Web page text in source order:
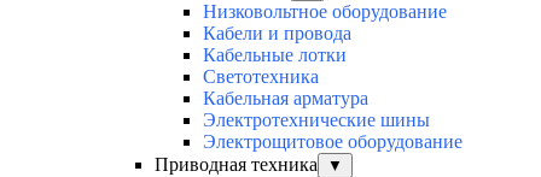
Низковольтное оборудование
Кабели и провода
Кабельные лотки
Светотехника
Кабельная арматура
Электротехнические шины
Электрощитовое оборудование
Приводная техника
▼